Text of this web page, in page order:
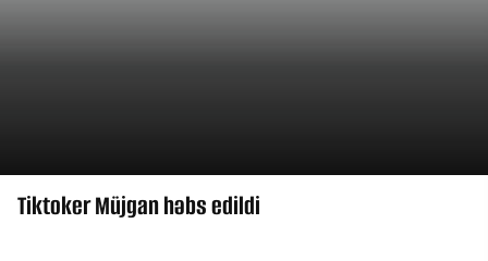
Tiktoker Müjgan həbs edildi